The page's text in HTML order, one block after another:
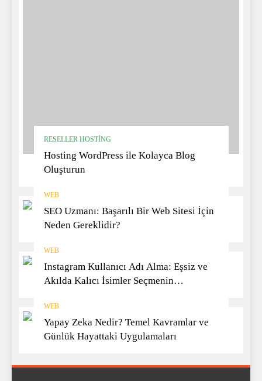
RESELLER HOSTING
Hosting WordPress ile Kolayca Blog
Oluşturun
WEB
SEO Uzmanı: Başarılı Bir Web Sitesi İçin
Neden Gereklidir?
WEB
Instagram Kullanıcı Adı Alma: Eşsiz ve
Akılda Kalıcı İsimler Seçmenin
WEB
Yapay Zeka Nedir? Temel Kavramlar ve
Günlük Hayattaki Uygulamaları